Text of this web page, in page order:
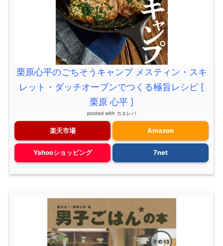
栗原心平のごちそうキャンプ メスティン・スキ
レット・ダッチオーブンでつくる極旨レシピ [
栗原 心平 ]
posted with カエレバ
楽天市場 Amazon
Yahooショッピング 7net